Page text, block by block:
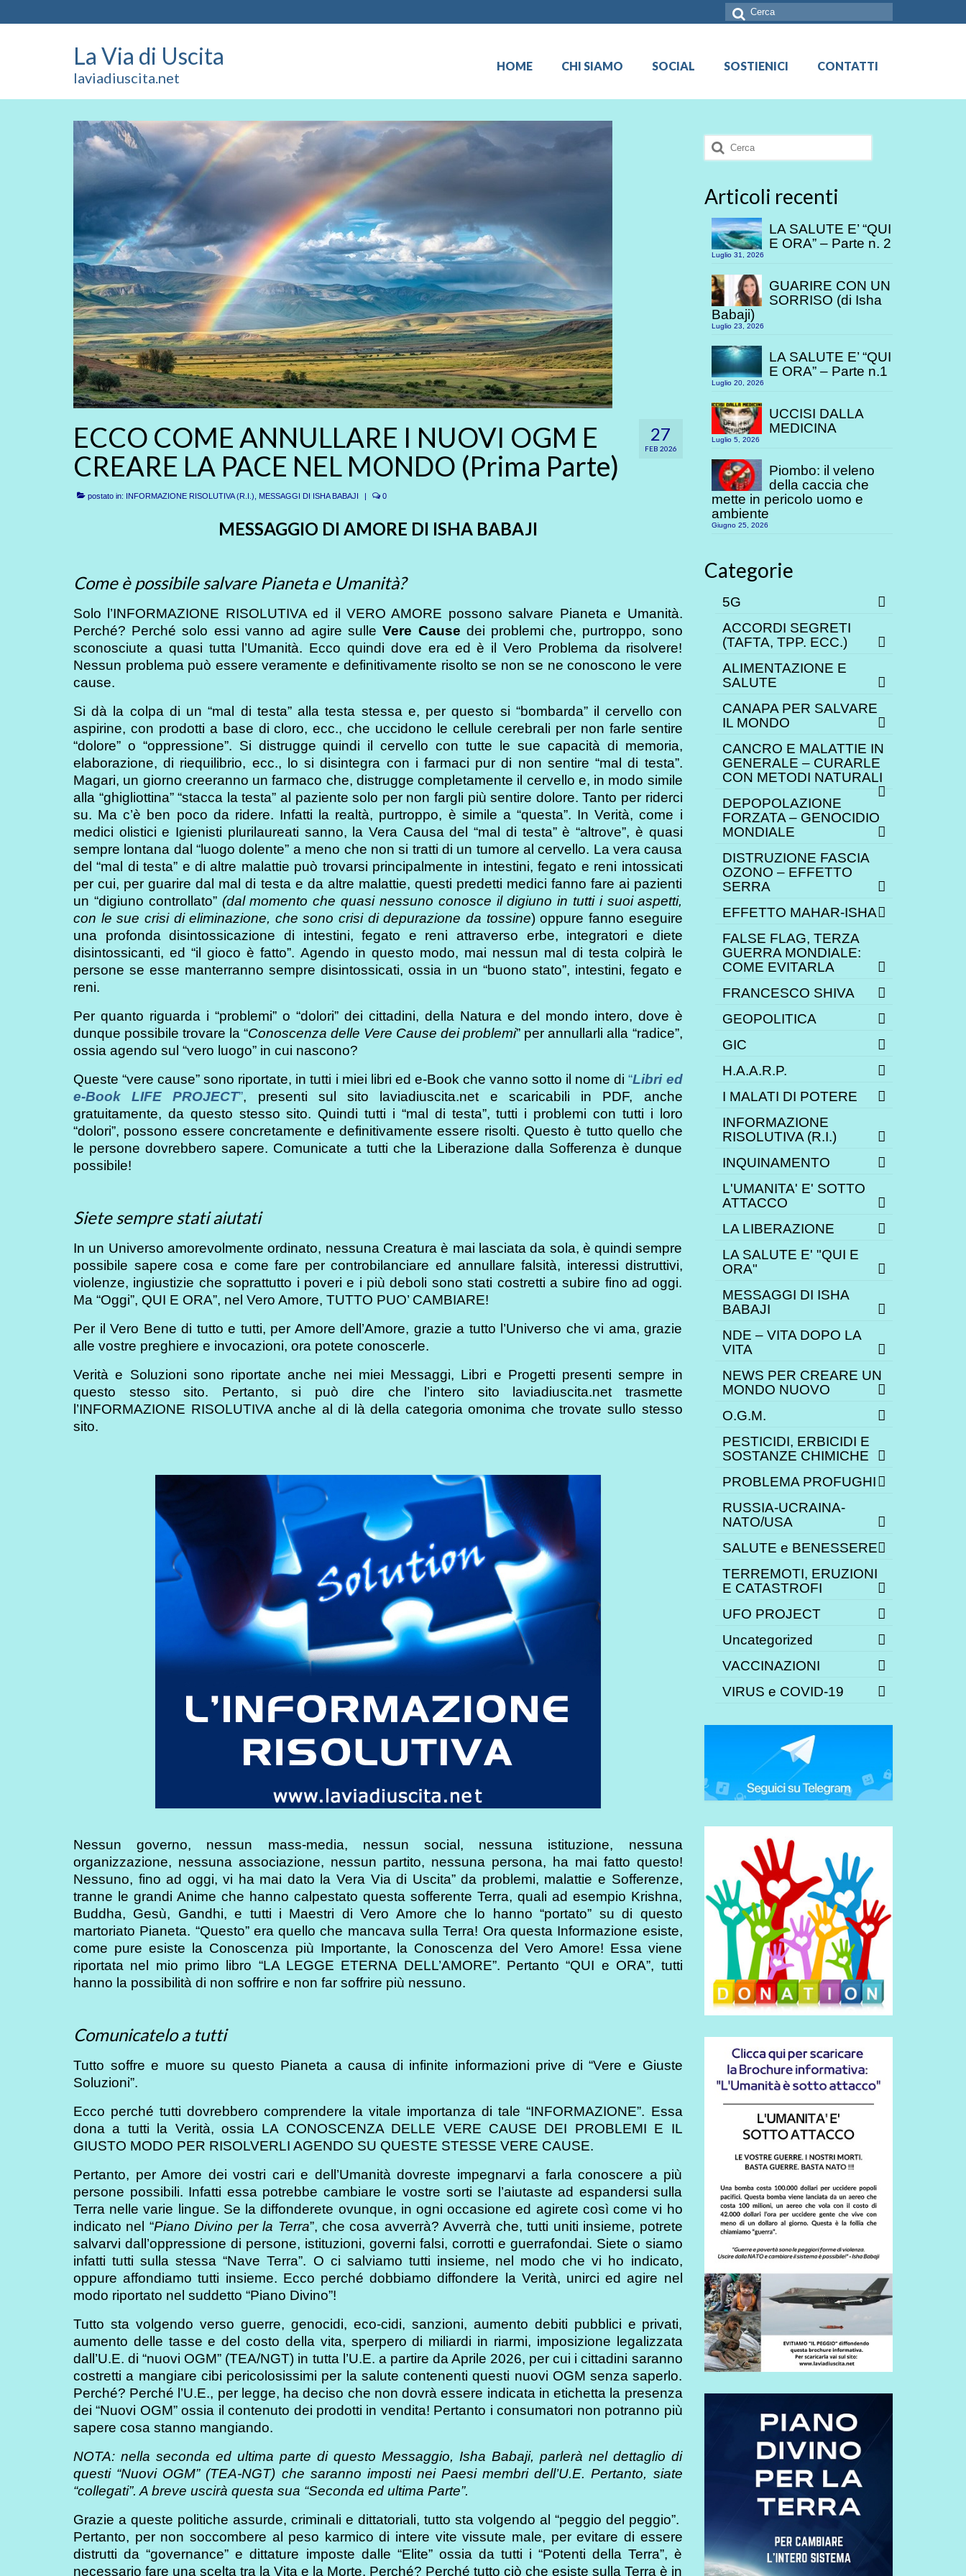
Cerca:
La Via di Uscita
laviadiuscita.net
HOME CHI SIAMO SOCIAL SOSTIENICI CONTATTI
27
FEB 2026
ECCO COME ANNULLARE I NUOVI OGM E
CREARE LA PACE NEL MONDO (Prima Parte)
postato in: INFORMAZIONE RISOLUTIVA (R.I.) MESSAGGI DI ISHA BABAJI | 0
MESSAGGIO DI AMORE DI ISHA BABAJI
Come è possibile salvare Pianeta e Umanità?
Solo l’INFORMAZIONE RISOLUTIVA ed il VERO AMORE possono salvare Pianeta e Umanità.
Perché? Perché solo essi vanno ad agire sulleVere Cause dei problemi che, purtroppo, sono
sconosciute a quasi tutta l’Umanità. Ecco quindi dove era ed è il Vero Problema da risolvere!
Nessun problema può essere veramente e definitivamente risolto se non se ne conoscono le vere
cause.
Si dà la colpa di un “mal di testa” alla testa stessa e, per questo si “bombarda” il cervello con
aspirine, con prodotti a base di cloro, ecc., che uccidono le cellule cerebrali per non farle sentire
“dolore” o “oppressione”. Si distrugge quindi il cervello con tutte le sue capacità di memoria,
elaborazione, di riequilibrio, ecc., lo si disintegra con i farmaci pur di non sentire “mal di testa”.
Magari, un giorno creeranno un farmaco che, distrugge completamente il cervello e, in modo simile
alla “ghigliottina” “stacca la testa” al paziente solo per non fargli più sentire dolore. Tanto per riderci
su. Ma c’è ben poco da ridere. Infatti la realtà, purtroppo, è simile a “questa”. In Verità, come i
medici olistici e Igienisti plurilaureati sanno, la Vera Causa del “mal di testa” è “altrove”, è quasi
sempre lontana dal “luogo dolente” a meno che non si tratti di un tumore al cervello. La vera causa
del “mal di testa” e di altre malattie può trovarsi principalmente in intestini, fegato e reni intossicati
per cui, per guarire dal mal di testa e da altre malattie, questi predetti medici fanno fare ai pazienti
un “digiuno controllato” (dal momento che quasi nessuno conosce il digiuno in tutti i suoi aspetti,
con le sue crisi di eliminazione, che sono crisi di depurazione da tossine) oppure fanno eseguire
una profonda disintossicazione di intestini, fegato e reni attraverso erbe, integratori e diete
disintossicanti, ed “il gioco è fatto”. Agendo in questo modo, mai nessun mal di testa colpirà le
persone se esse manterranno sempre disintossicati, ossia in un “buono stato”, intestini, fegato e
reni.
Per quanto riguarda i “problemi” o “dolori” dei cittadini, della Natura e del mondo intero, dove è
dunque possibile trovare la “Conoscenza delle Vere Cause dei problemi” per annullarli alla “radice”,
ossia agendo sul “vero luogo” in cui nascono?
Queste “vere cause” sono riportate, in tutti i miei libri ed e-Book che vanno sotto il nome di“Libri ed
e-Book LIFE PROJECT”, presenti sul sito laviadiuscita.net e scaricabili in PDF, anche
gratuitamente, da questo stesso sito. Quindi tutti i “mal di testa”, tutti i problemi con tutti i loro
“dolori”, possono essere concretamente e definitivamente essere risolti. Questo è tutto quello che
le persone dovrebbero sapere. Comunicate a tutti che la Liberazione dalla Sofferenza è dunque
possibile!
Siete sempre stati aiutati
In un Universo amorevolmente ordinato, nessuna Creatura è mai lasciata da sola, è quindi sempre
possibile sapere cosa e come fare per controbilanciare ed annullare falsità, interessi distruttivi,
violenze, ingiustizie che soprattutto i poveri e i più deboli sono stati costretti a subire fino ad oggi.
Ma “Oggi”, QUI E ORA”, nel Vero Amore, TUTTO PUO’ CAMBIARE!
Per il Vero Bene di tutto e tutti, per Amore dell’Amore, grazie a tutto l’Universo che vi ama, grazie
alle vostre preghiere e invocazioni, ora potete conoscerle.
Verità e Soluzioni sono riportate anche nei miei Messaggi, Libri e Progetti presenti sempre in
questo stesso sito. Pertanto, si può dire che l’intero sito laviadiuscita.net trasmette
l’INFORMAZIONE RISOLUTIVA anche al di là della categoria omonima che trovate sullo stesso
sito.
Nessun governo, nessun mass-media, nessun social, nessuna istituzione, nessuna
organizzazione, nessuna associazione, nessun partito, nessuna persona, ha mai fatto questo!
Nessuno, fino ad oggi, vi ha mai dato la Vera Via di Uscita” da problemi, malattie e Sofferenze,
tranne le grandi Anime che hanno calpestato questa sofferente Terra, quali ad esempio Krishna,
Buddha, Gesù, Gandhi, e tutti i Maestri di Vero Amore che lo hanno “portato” su di questo
martoriato Pianeta. “Questo” era quello che mancava sulla Terra! Ora questa Informazione esiste,
come pure esiste la Conoscenza più Importante, la Conoscenza del Vero Amore! Essa viene
riportata nel mio primo libro “LA LEGGE ETERNA DELL’AMORE”. Pertanto “QUI e ORA”, tutti
hanno la possibilità di non soffrire e non far soffrire più nessuno.
Comunicatelo a tutti
Tutto soffre e muore su questo Pianeta a causa di infinite informazioni prive di “Vere e Giuste
Soluzioni”.
Ecco perché tutti dovrebbero comprendere la vitale importanza di tale “INFORMAZIONE”. Essa
dona a tutti la Verità, ossia LA CONOSCENZA DELLE VERE CAUSE DEI PROBLEMI E IL
GIUSTO MODO PER RISOLVERLI AGENDO SU QUESTE STESSE VERE CAUSE.
Pertanto, per Amore dei vostri cari e dell’Umanità dovreste impegnarvi a farla conoscere a più
persone possibili. Infatti essa potrebbe cambiare le vostre sorti se l’aiutaste ad espandersi sulla
Terra nelle varie lingue. Se la diffonderete ovunque, in ogni occasione ed agirete così come vi ho
indicato nel “Piano Divino per la Terra”, che cosa avverrà? Avverrà che, tutti uniti insieme, potrete
salvarvi dall’oppressione di persone, istituzioni, governi falsi, corrotti e guerrafondai. Siete o siamo
infatti tutti sulla stessa “Nave Terra”. O ci salviamo tutti insieme, nel modo che vi ho indicato,
oppure affondiamo tutti insieme. Ecco perché dobbiamo diffondere la Verità, unirci ed agire nel
modo riportato nel suddetto “Piano Divino”!
Tutto sta volgendo verso guerre, genocidi, eco-cidi, sanzioni, aumento debiti pubblici e privati,
aumento delle tasse e del costo della vita, sperpero di miliardi in riarmi, imposizione legalizzata
dall’U.E. di “nuovi OGM” (TEA/NGT) in tutta l’U.E. a partire da Aprile 2026, per cui i cittadini saranno
costretti a mangiare cibi pericolosissimi per la salute contenenti questi nuovi OGM senza saperlo.
Perché? Perché l’U.E., per legge, ha deciso che non dovrà essere indicata in etichetta la presenza
dei “Nuovi OGM” ossia il contenuto dei prodotti in vendita! Pertanto i consumatori non potranno più
sapere cosa stanno mangiando.
NOTA: nella seconda ed ultima parte di questo Messaggio, Isha Babaji, parlerà nel dettaglio di
questi “Nuovi OGM” (TEA-NGT) che saranno imposti nei Paesi membri dell’U.E. Pertanto, siate
“collegati”. A breve uscirà questa sua “Seconda ed ultima Parte”.
Grazie a queste politiche assurde, criminali e dittatoriali, tutto sta volgendo al “peggio del peggio”.
Pertanto, per non soccombere al peso karmico di intere vite vissute male, per evitare di essere
distrutti da “governance” e dittature imposte dalle “Elite” ossia da tutti i “Potenti della Terra”, è
necessario fare una scelta tra la Vita e la Morte. Perché? Perché tutto ciò che esiste sulla Terra è in
Cerca:
Articoli recenti
LA SALUTE E’ “QUI
E ORA” – Parte n. 2
Luglio 31, 2026
GUARIRE CON UN
SORRISO (di Isha
Babaji)
Luglio 23, 2026
LA SALUTE E’ “QUI
E ORA” – Parte n.1
Luglio 20, 2026
UCCISI DALLA
MEDICINA
Luglio 5, 2026
Piombo: il veleno
della caccia che
mette in pericolo uomo e
ambiente
Giugno 25, 2026
Categorie
5G
ACCORDI SEGRETI
(TAFTA, TPP. ECC.)
ALIMENTAZIONE E
SALUTE
CANAPA PER SALVARE
IL MONDO
CANCRO E MALATTIE IN
GENERALE – CURARLE
CON METODI NATURALI
DEPOPOLAZIONE
FORZATA – GENOCIDIO
MONDIALE
DISTRUZIONE FASCIA
OZONO – EFFETTO
SERRA
EFFETTO MAHAR-ISHA
FALSE FLAG, TERZA
GUERRA MONDIALE:
COME EVITARLA
FRANCESCO SHIVA
GEOPOLITICA
GIC
H.A.A.R.P.
I MALATI DI POTERE
INFORMAZIONE
RISOLUTIVA (R.I.)
INQUINAMENTO
L'UMANITA' E' SOTTO
ATTACCO
LA LIBERAZIONE
LA SALUTE E' "QUI E
ORA"
MESSAGGI DI ISHA
BABAJI
NDE – VITA DOPO LA
VITA
NEWS PER CREARE UN
MONDO NUOVO
O.G.M.
PESTICIDI, ERBICIDI E
SOSTANZE CHIMICHE
PROBLEMA PROFUGHI
RUSSIA-UCRAINA-
NATO/USA
SALUTE e BENESSERE
TERREMOTI, ERUZIONI
E CATASTROFI
UFO PROJECT
Uncategorized
VACCINAZIONI
VIRUS e COVID-19